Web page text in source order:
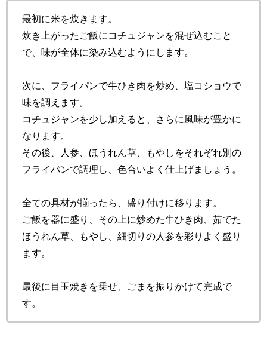
最初に米を炊きます。
炊き上がったご飯にコチュジャンを混ぜ込むこと
で、味が全体に染み込むようにします。
次に、フライパンで牛ひき肉を炒め、塩コショウで
味を調えます。
コチュジャンを少し加えると、さらに風味が豊かに
なります。
その後、人参、ほうれん草、もやしをそれぞれ別の
フライパンで調理し、色合いよく仕上げましょう。
全ての具材が揃ったら、盛り付けに移ります。
ご飯を器に盛り、その上に炒めた牛ひき肉、茹でた
ほうれん草、もやし、細切りの人参を彩りよく盛り
ます。
最後に目玉焼きを乗せ、ごまを振りかけて完成で
す。